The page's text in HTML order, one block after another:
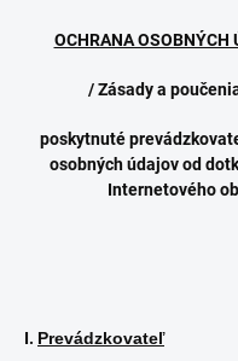
OCHRANA OSOBNÝCH
/ Zásady a
poskytnuté
osobných údajov od
Internetového
I. Prevádzkovateľ